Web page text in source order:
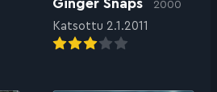
Ginger Snaps 2000
Katsottu 2.1.2011